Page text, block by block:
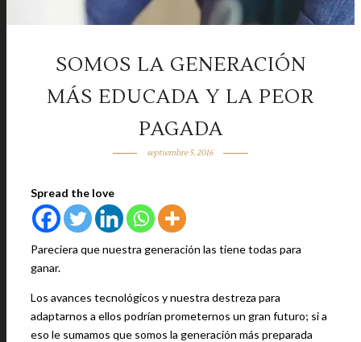
SOMOS LA GENERACIÓN
MÁS EDUCADA Y LA PEOR
PAGADA
septiembre 5, 2016
Spread the love
Pareciera que nuestra generación las tiene todas para
ganar.
Los avances tecnológicos y nuestra destreza para
adaptarnos a ellos podrían prometernos un gran futuro; si a
eso le sumamos que somos la generación más preparada